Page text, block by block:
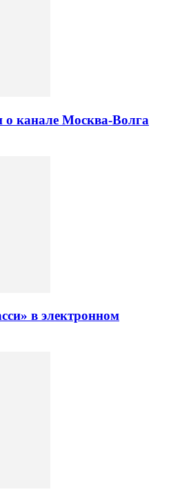
о канале Москва-Волга
в электронном